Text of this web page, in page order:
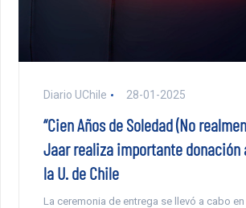
Diario UChile 28-01-2025
“Cien Años de Soledad (No
Jaar realiza importante donación
la U. de Chile
La ceremonia de entrega se llevó a cabo